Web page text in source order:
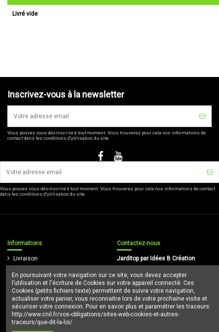
Livré vide
Inscrivez-vous à la newsletter
Vous pouvez vous désinscrire à tout moment. Vous trouverez pour cela nos informations de
contact dans les conditions d'utilisation du site.
Vous pouvez vous désinscrire à tout moment. Vous trouverez pour cela nos informations de contact
dans les conditions d'utilisation du site.
Informations
Livraison
Conditions d'utilisation
Paiement sécurisé
Règles de confidentialité
Contactez-nous
Jarditop par Idées B Création
16/5, rue de la Poterne 59310
Orchies
03 20 84 95 17
echange-clients@jarditop.fr
En poursuivant votre navigation sur ce site, vous devez accepter
l’utilisation et l'écriture de Cookies sur votre appareil connecté. Ces
Cookies (petits fichiers texte) permettent de suivre votre navigation,
actualiser votre panier, vous reconnaitre lors de votre prochaine visite et
sécuriser votre connexion. Pour en savoir plus et paramétrer les traceurs:
http://www.cnil.fr/vos-obligations/sites-web-cookies-et-autres-
traceurs/que-dit-la-loi/